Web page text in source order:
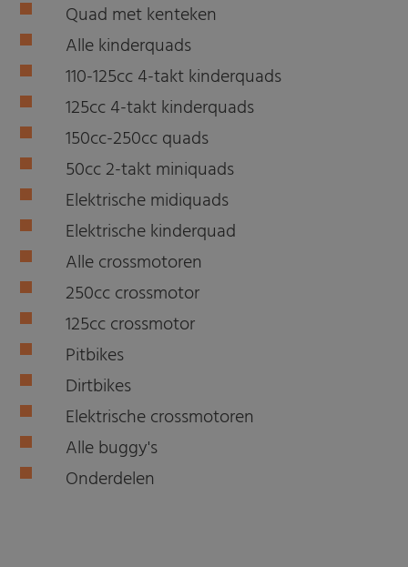
Quad met kenteken
Alle kinderquads
110-125cc 4-takt kinderquads
125cc 4-takt kinderquads
150cc-250cc quads
50cc 2-takt miniquads
Elektrische midiquads
Elektrische kinderquad
Alle crossmotoren
250cc crossmotor
125cc crossmotor
Pitbikes
Dirtbikes
Elektrische crossmotoren
Alle buggy's
Onderdelen